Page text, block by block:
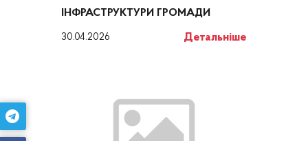
ІНФРАСТРУКТУРИ ГРОМАДИ
30.04.2026 Детальніше